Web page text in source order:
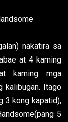
nakatira sa
at 4 kaming
kaming mga
kalibugan. Itago
3 kong kapatid),
5